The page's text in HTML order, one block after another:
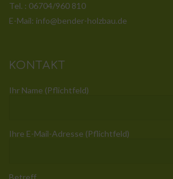
Tel. : 06704/960 810
E-Mail: info@bender-holzbau.de
KONTAKT
Ihr Name (Pflichtfeld)
Ihre E-Mail-Adresse (Pflichtfeld)
Betreff